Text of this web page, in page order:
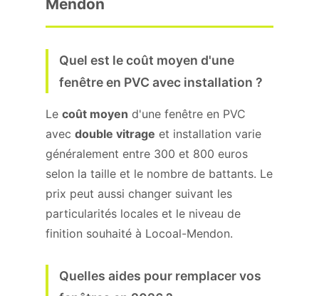
Mendon
Quel est le coût moyen d'une
fenêtre en PVC avec installation ?
Le coût moyen d'une fenêtre en PVC
avec double vitrage et installation varie
généralement entre 300 et 800 euros
selon la taille et le nombre de battants. Le
prix peut aussi changer suivant les
particularités locales et le niveau de
finition souhaité à Locoal-Mendon.
Quelles aides pour remplacer vos